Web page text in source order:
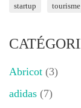
startup tourisme
Abricot (3)
adidas (7)